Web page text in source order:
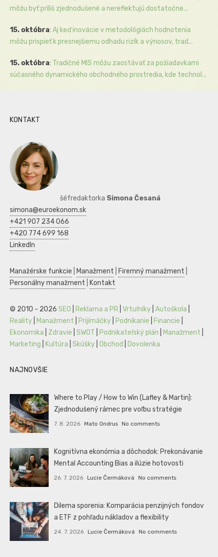
môžu byť príliš zjednodušené a nereflektujú dostatočne...
15. októbra: Aj keď inovácie v metodológiách hodnotenia
môžu prispieť k presnejšiemu odhadu rizík a výnosov, trad...
15. októbra: Tradičné MIS môžu zaostávať za požiadavkami
súčasného dynamického obchodného prostredia, kde technol...
KONTAKT
šéfredaktorka Simona Česaná
simona@euroekonom.sk
+421 907 234 066
+420 774 699 168
LinkedIn
Manažérske funkcie Manažment Firemný manažment
Personálny manažment
Kontakt
© 2010 - 2026 SEO Reklama a PR Vrtuľníky Autoškola
Reality
Manažment Prijímáčky Podnikanie Financie
Ekonomika
Zdravie SWOT Podnikateľský plán Manažment
Marketing
Kultúra Skúšky Obchod Dovolenka
NAJNOVŠIE
Where to Play / How to Win (Lafley & Martin):
Zjednodušený rámec pre voľbu stratégie
7. 8. 2026 Mato Ondrus No comments
Kognitívna ekonómia a dôchodok: Prekonávanie
Mental Accounting Bias a ilúzie hotovosti
26. 7. 2026 Lucie Čermáková No comments
Dilema sporenia: Komparácia penzijných fondov
a ETF z pohľadu nákladov a flexibility
24. 7. 2026 Lucie Čermáková No comments